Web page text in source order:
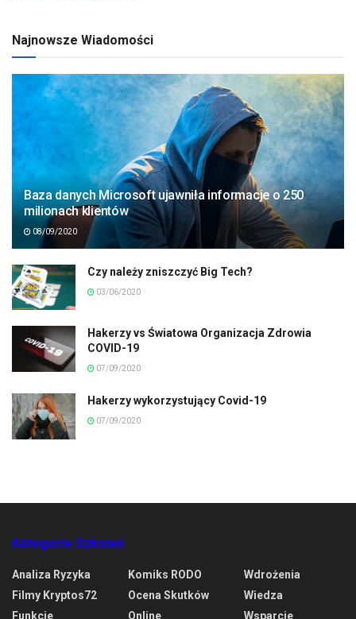
Najnowsze Wiadomości
Baza danych Microsoft ujawniła informacje o 250
milionach klientów
08/09/2020
Czy należy zniszczyć Big Tech?
03/06/2020
Hakerzy vs Światowa Organizacja Zdrowia
COVID-19
07/09/2020
Hakerzy wykorzystujący Covid-19
07/09/2020
Kategorie Szkoleń
Analiza Ryzyka
Filmy Kryptos72
Funkcje
Komiks RODO
Ocena Skutków
Online
Wdrożenia
Wiedza
Wsparcie